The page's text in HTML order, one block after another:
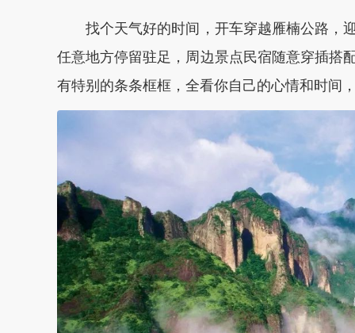
找个天气好的时间，开车穿越雁楠公路，
任意地方停留驻足，周边景点民宿随意穿插搭
有特别的条条框框，全看你自己的心情和时间